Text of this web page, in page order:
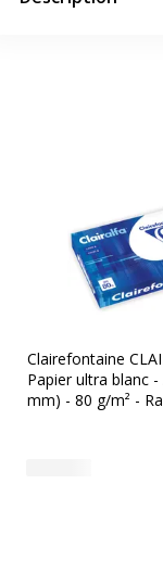
au panier
Clairefontaine
Papier ultra blanc
mm) - 80 g/m² -